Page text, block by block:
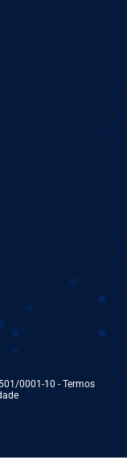
0001-10 - Termos